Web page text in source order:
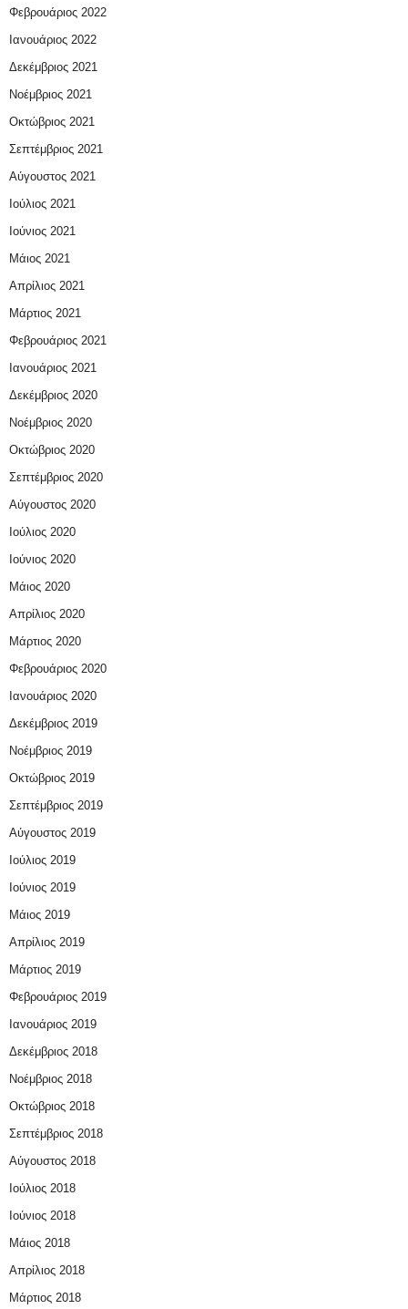
Φεβρουάριος 2022
Ιανουάριος 2022
Δεκέμβριος 2021
Νοέμβριος 2021
Οκτώβριος 2021
Σεπτέμβριος 2021
Αύγουστος 2021
Ιούλιος 2021
Ιούνιος 2021
Μάιος 2021
Απρίλιος 2021
Μάρτιος 2021
Φεβρουάριος 2021
Ιανουάριος 2021
Δεκέμβριος 2020
Νοέμβριος 2020
Οκτώβριος 2020
Σεπτέμβριος 2020
Αύγουστος 2020
Ιούλιος 2020
Ιούνιος 2020
Μάιος 2020
Απρίλιος 2020
Μάρτιος 2020
Φεβρουάριος 2020
Ιανουάριος 2020
Δεκέμβριος 2019
Νοέμβριος 2019
Οκτώβριος 2019
Σεπτέμβριος 2019
Αύγουστος 2019
Ιούλιος 2019
Ιούνιος 2019
Μάιος 2019
Απρίλιος 2019
Μάρτιος 2019
Φεβρουάριος 2019
Ιανουάριος 2019
Δεκέμβριος 2018
Νοέμβριος 2018
Οκτώβριος 2018
Σεπτέμβριος 2018
Αύγουστος 2018
Ιούλιος 2018
Ιούνιος 2018
Μάιος 2018
Απρίλιος 2018
Μάρτιος 2018